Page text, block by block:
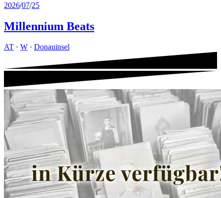
2026/07/25
Millennium Beats
AT · W · Donauinsel